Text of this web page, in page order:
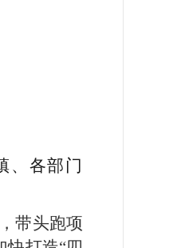
、各部门
带头跑项